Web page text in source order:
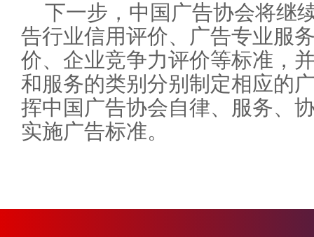
下一步，中国广告协会将继
告行业信用评价、广告专业服
价、企业竞争力评价等标准，
和服务的类别分别制定相应的
挥中国广告协会自律、服务、
实施广告标准。